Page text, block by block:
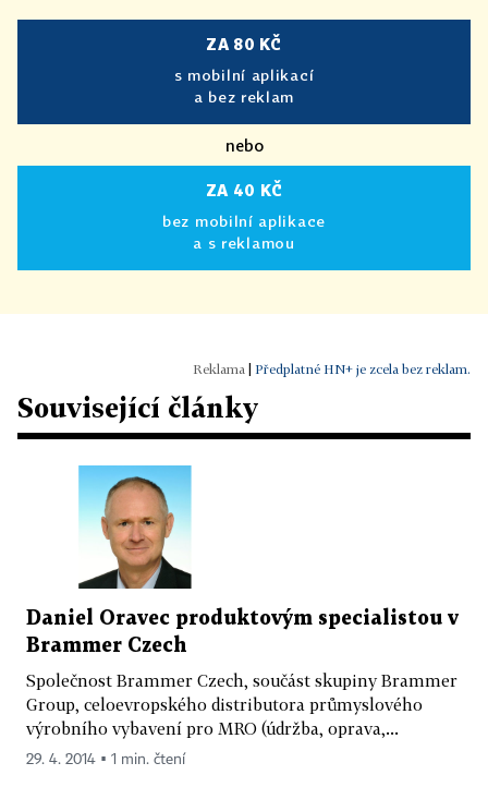
ZA 80 KČ
s mobilní aplikací
a bez reklam
nebo
ZA 40 KČ
bez mobilní aplikace
a s reklamou
Předplatné HN+ je zcela bez reklam.
Související články
Daniel Oravec produktovým specialistou v
Brammer Czech
Společnost Brammer Czech, součást skupiny Brammer
Group, celoevropského distributora průmyslového
výrobního vybavení pro MRO (údržba, oprava,...
29. 4. 2014 ▪ 1 min. čtení